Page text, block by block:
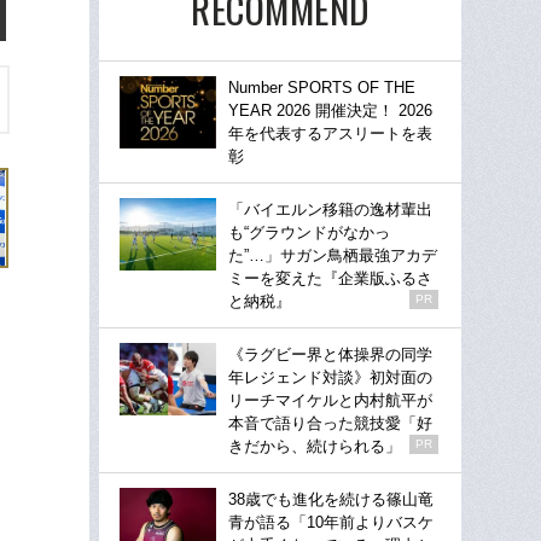
Number SPORTS OF THE
YEAR 2026 開催決定！ 2026
年を代表するアスリートを表
彰
「バイエルン移籍の逸材輩出
も“グラウンドがなかっ
た”…」サガン鳥栖最強アカデ
ミーを変えた『企業版ふるさ
と納税』
PR
《ラグビー界と体操界の同学
年レジェンド対談》初対面の
リーチマイケルと内村航平が
本音で語り合った競技愛「好
きだから、続けられる」
PR
38歳でも進化を続ける篠山竜
青が語る「10年前よりバスケ